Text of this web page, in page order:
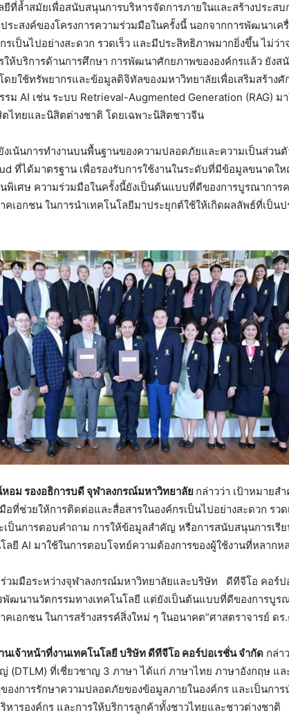
ที่ล้ำสมัยเพื่อสนับสนุนการบริหารจัดการภายในและสร้างประส
ะสงค์ของโครงการความร่วมมือในครั้งนี้ นอกจากการพัฒนาเค
เป็นไปอย่างสะดวก รวดเร็ว และมีประสิทธิภาพมากยิ่งขึ้น ไม่ว่า
ให้บริการด้านการศึกษา การพัฒนาศักยภาพขององค์กรแล้ว ยังส
ใช้ทรัพยากรและข้อมูลดิจิทัลของมหาวิทยาลัยเพื่อเสริมสร้างศั
ม AI เช่น ระบบ Retrieval-Augmented Generation (RAG) ม
ไทยและนิสิตต่างชาติ โดยเฉพาะนิสิตชาวจีน
งเน้นการทำงานบนพื้นฐานของความปลอดภัยและความเป็นส่วน
ที่ได้มาตรฐาน เพื่อรองรับการใช้งานในระดับที่มีข้อมูลขนาดใ
พิเศษ ความร่วมมือในครั้งนี้ยังเป็นต้นแบบที่ดีของการบูรณาการ
คเอกชน ในการนำเทคโนโลยีมาประยุกต์ใช้ให้เกิดผลลัพธ์ที่เป็น
อม รองอธิการบดี จุฬาลงกรณ์มหาวิทยาลัย กล่าวว่า เป้าหมายส
ที่ช่วยให้การติดต่อและสื่อสารในองค์กรเป็นไปอย่างสะดวก รวด
ป็นการตอบคำถาม การให้ข้อมูลสำคัญ หรือการสนับสนุนการเรี
ลยี AI มาใช้ในการตอบโจทย์ความต้องการของผู้ใช้งานที่หลากห
ร่วมมือระหว่างจุฬาลงกรณ์มหาวิทยาลัยและบริษัท ดีทีจีโอ คอร์ป
พัฒนานวัตกรรมทางเทคโนโลยี แต่ยังเป็นต้นแบบที่ดีของการบูร
คเอกชน ในการสร้างสรรค์สิ่งใหม่ ๆ ในอนาคต”ศาสตราจารย์ ด
เจ้าหน้าที่งานเทคโนโลยี บริษัท ดีทีจีโอ คอร์ปอเรชั่น จำกัด กล่า
(DTLM) ที่เชี่ยวชาญ 3 ภาษา ได้แก่ ภาษาไทย ภาษาอังกฤษ แล
องการรักษาความปลอดภัยของข้อมูลภายในองค์กร และเป็นการ
หารองค์กร และการให้บริการลูกค้าทั้งชาวไทยและชาวต่างชาติ